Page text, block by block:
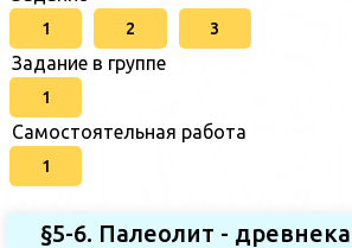
1 2 3
Задание в группе
1
Самостоятельная работа
1
§5-6. Палеолит -